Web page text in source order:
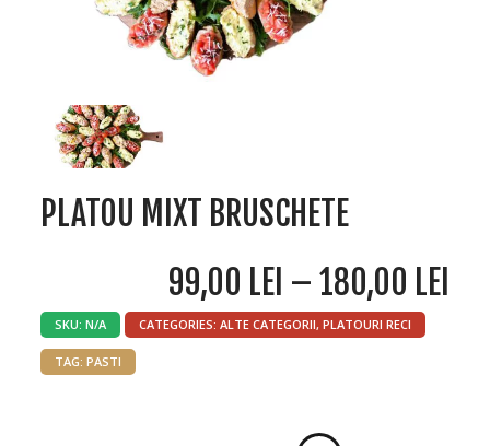
PLATOU MIXT BRUSCHETE
99,00 LEI –180,00 LEI
SKU: N/A CATEGORIES: ALTE CATEGORII, PLATOURI RECI
TAG: PASTI